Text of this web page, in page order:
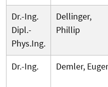
Dr.-Ing.
Dipl.-
Phys.Ing.
Dellinger,
Phillip
Dr.-Ing.
Demler,